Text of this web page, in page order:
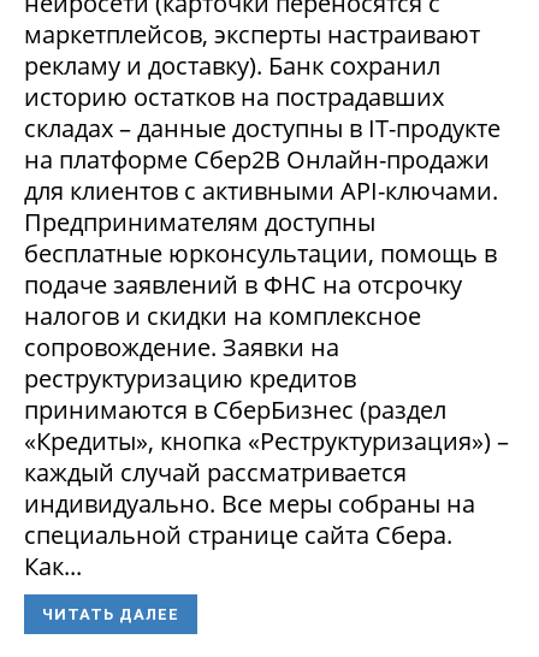
маркетплейсов, эксперты настраивают
рекламу и доставку). Банк сохранил
историю остатков на пострадавших
складах – данные доступны в IT-продукте
на платформе Сбер2В Онлайн-продажи
для клиентов с активными API-ключами.
Предпринимателям доступны
бесплатные юрконсультации, помощь в
подаче заявлений в ФНС на отсрочку
налогов и скидки на комплексное
сопровождение. Заявки на
реструктуризацию кредитов
принимаются в СберБизнес (раздел
«Кредиты», кнопка «Реструктуризация») –
каждый случай рассматривается
индивидуально. Все меры собраны на
специальной странице сайта Сбера.
Как...
ЧИТАТЬ ДАЛЕЕ